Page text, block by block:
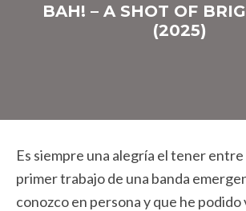
BAH! – A SHOT OF
(2025)
Es siempre una alegría el tener entre
primer trabajo de una banda
conozco en persona y que he podido